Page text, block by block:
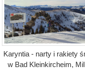
Karyntia - narty i rakiety
w Bad Kleinkircheim,